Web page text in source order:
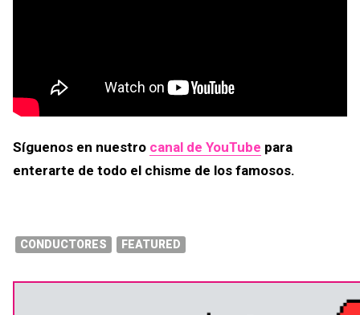
Síguenos en nuestro canal de YouTube para
enterarte de todo el chisme de los famosos.
CONDUCTORES FEATURED